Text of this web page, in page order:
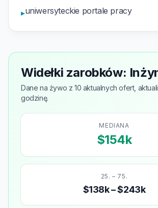
▸uniwersyteckie portale pracy
Widełki zarobków:
Dane na żywo z 10 aktualnych ofert,
godzinę.
MEDIANA
$154k
25. – 75.
$138k – $243k